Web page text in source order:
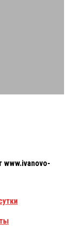
www.ivanovo-